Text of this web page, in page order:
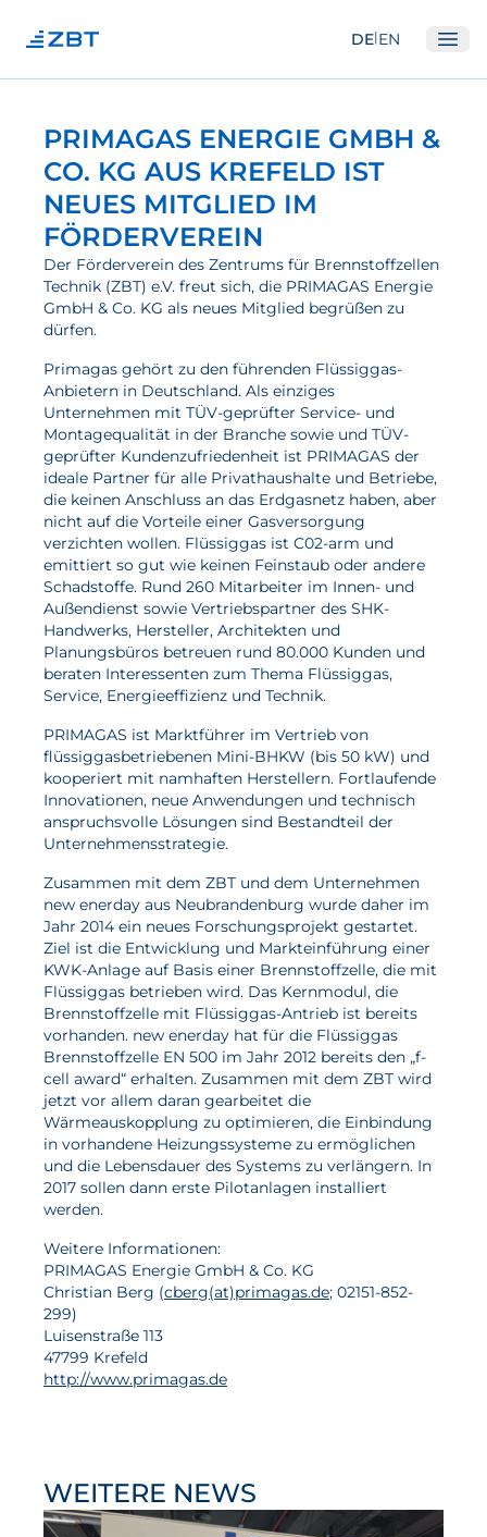
DE|EN
Über Uns
Abteilungen
Ausstattung
Gute Wissenschaftliche Praxis
Open Science und IP
Unser Netzwerk
Forschung
Brennstoffzellen
Wasserstoff
Elektrolyse
Leistungen
Entwicklung
Herstellungsverfahren
Mess- und Prüfverfahren
Beratung und Studien
Modellierung & Simulation
Karriere
Offene Stellen
Weiterentwicklung
Vorteile für Mitarbeiter:innen
Aktuelles
Neuigkeiten
Projekte
Veranstaltungen
Publikationen
Awards und Auszeichnungen
Für die Presse
PRIMAGAS ENERGIE GMBH &
CO. KG AUS KREFELD IST
NEUES MITGLIED IM
FÖRDERVEREIN
Der Förderverein des Zentrums für Brennstoffzellen
Technik (ZBT) e.V. freut sich, die PRIMAGAS Energie
GmbH & Co. KG als neues Mitglied begrüßen zu
dürfen.
Primagas gehört zu den führenden Flüssiggas-
Anbietern in Deutschland. Als einziges
Unternehmen mit TÜV-geprüfter Service- und
Montagequalität in der Branche sowie und TÜV-
geprüfter Kundenzufriedenheit ist PRIMAGAS der
ideale Partner für alle Privathaushalte und Betriebe,
die keinen Anschluss an das Erdgasnetz haben, aber
nicht auf die Vorteile einer Gasversorgung
verzichten wollen. Flüssiggas ist C02-arm und
emittiert so gut wie keinen Feinstaub oder andere
Schadstoffe. Rund 260 Mitarbeiter im Innen- und
Außendienst sowie Vertriebspartner des SHK-
Handwerks, Hersteller, Architekten und
Planungsbüros betreuen rund 80.000 Kunden und
beraten Interessenten zum Thema Flüssiggas,
Service, Energieeffizienz und Technik.
PRIMAGAS ist Marktführer im Vertrieb von
flüssiggasbetriebenen Mini-BHKW (bis 50 kW) und
kooperiert mit namhaften Herstellern. Fortlaufende
Innovationen, neue Anwendungen und technisch
anspruchsvolle Lösungen sind Bestandteil der
Unternehmensstrategie.
Zusammen mit dem ZBT und dem Unternehmen
new enerday aus Neubrandenburg wurde daher im
Jahr 2014 ein neues Forschungsprojekt gestartet.
Ziel ist die Entwicklung und Markteinführung einer
KWK-Anlage auf Basis einer Brennstoffzelle, die mit
Flüssiggas betrieben wird. Das Kernmodul, die
Brennstoffzelle mit Flüssiggas-Antrieb ist bereits
vorhanden. new enerday hat für die Flüssiggas
Brennstoffzelle EN 500 im Jahr 2012 bereits den „f-
cell award“ erhalten. Zusammen mit dem ZBT wird
jetzt vor allem daran gearbeitet die
Wärmeauskopplung zu optimieren, die Einbindung
in vorhandene Heizungssysteme zu ermöglichen
und die Lebensdauer des Systems zu verlängern. In
2017 sollen dann erste Pilotanlagen installiert
werden.
Weitere Informationen:
PRIMAGAS Energie GmbH & Co. KG
Christian Berg (cberg(at)primagas.de; 02151-852-
299)
Luisenstraße 113
47799 Krefeld
http://www.primagas.de
WEITERE NEWS